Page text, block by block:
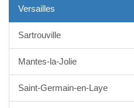
Versailles
Sartrouville
Mantes-la-Jolie
Saint-Germain-en-Laye